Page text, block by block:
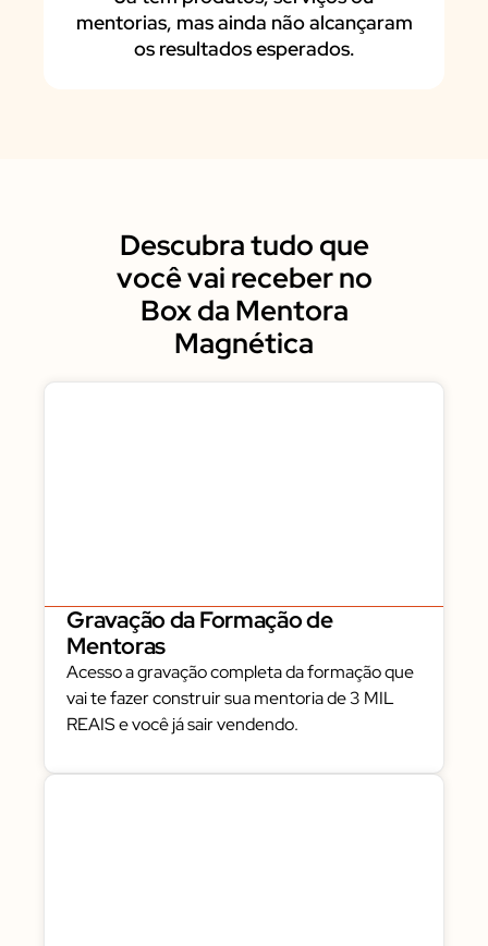
mentorias, mas ainda não alcançaram
os resultados esperados.
Descubra tudo que
você vai receber no
Box da Mentora
Magnética
Gravação da Formação de
Mentoras
Acesso a gravação completa da formação que
vai te fazer construir sua mentoria de 3 MIL
REAIS e você já sair vendendo.